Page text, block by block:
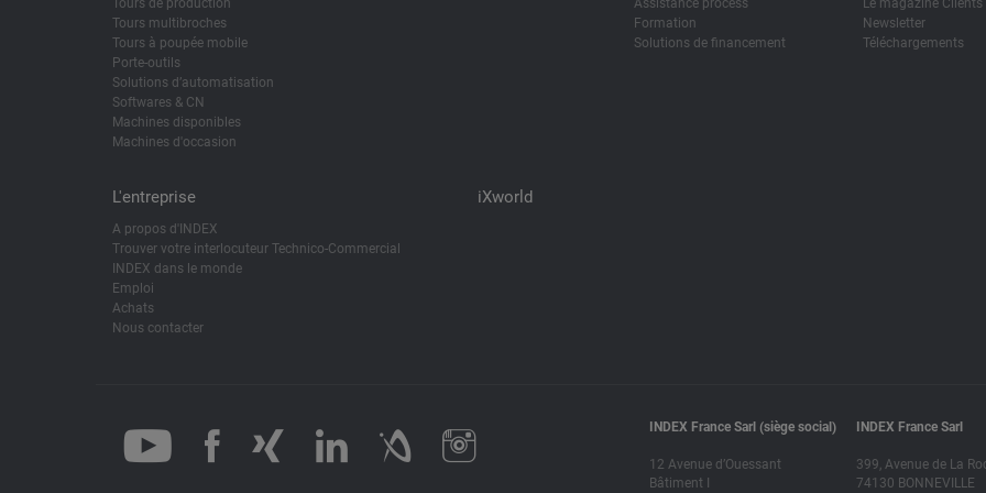
Tours de production
Tours multibroches
Tours à poupée mobile
Porte-outils
Solutions d’automatisation
Softwares & CN
Machines disponibles
Machines d'occasion
Assistance process
Formation
Solutions de financement
Le magazine Clients
Newsletter
Téléchargements
L'entreprise
A propos d'INDEX
Trouver votre interlocuteur Technico-Commercial
INDEX dans le monde
Emploi
Achats
Nous contacter
iXworld
INDEX France Sarl (siège social)
12 Avenue d’Ouessant
Bâtiment I
INDEX France Sarl
399, Avenue de La
74130 BONNEVILLE